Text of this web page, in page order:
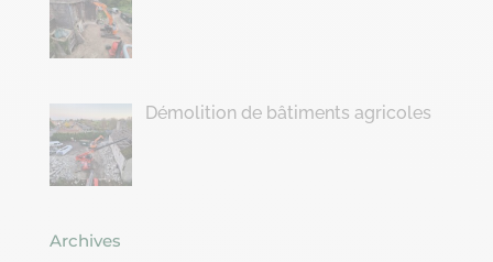
Démolition de bâtiments agricoles
Archives